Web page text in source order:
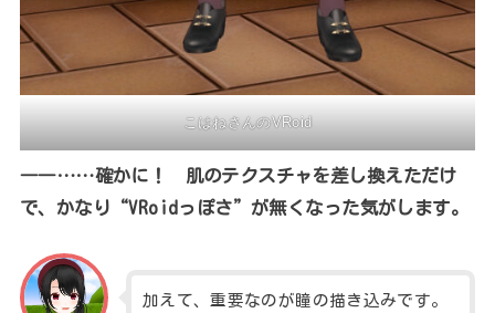
こはねさんのVRoid
――……確かに！ 肌のテクスチャを差し換えただけ
で、かなり“VRoidっぽさ”が無くなった気がします。
加えて、重要なのが瞳の描き込みです。